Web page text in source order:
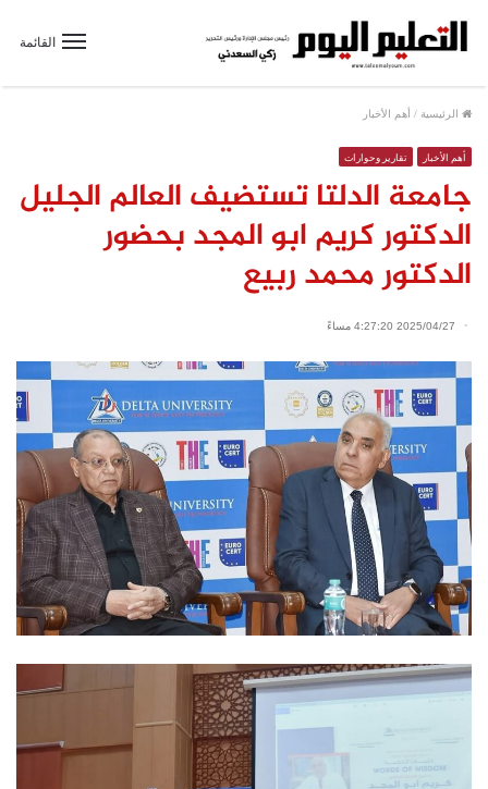
القائمة
الرئيسية / أهم الأخبار
أهم الأخبار تقارير وحوارات
جامعة الدلتا تستضيف العالم الجليل
الدكتور كريم ابو المجد بحضور
الدكتور محمد ربيع
2025/04/27 4:27:20 مساءً